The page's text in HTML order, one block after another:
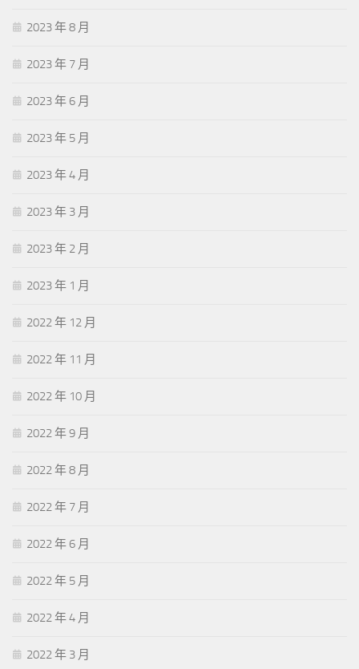
2023 年 8 月
2023 年 7 月
2023 年 6 月
2023 年 5 月
2023 年 4 月
2023 年 3 月
2023 年 2 月
2023 年 1 月
2022 年 12 月
2022 年 11 月
2022 年 10 月
2022 年 9 月
2022 年 8 月
2022 年 7 月
2022 年 6 月
2022 年 5 月
2022 年 4 月
2022 年 3 月